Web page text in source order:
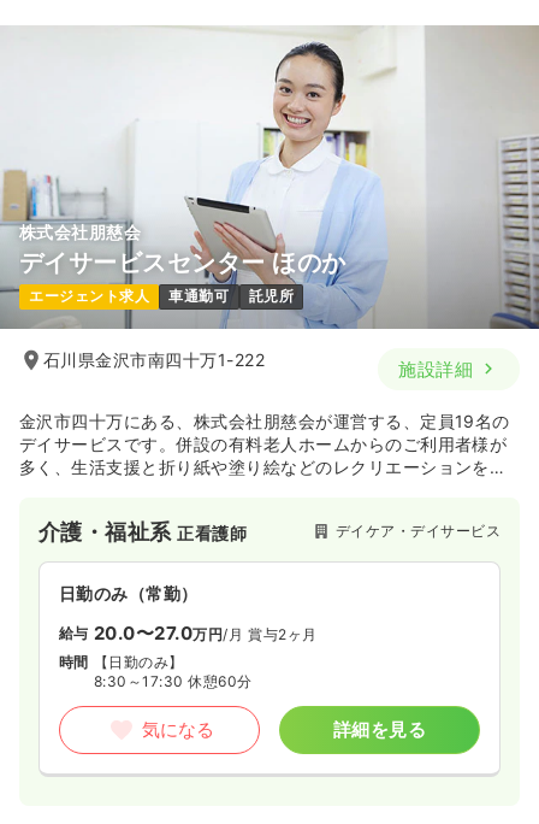
株式会社朋慈会
デイサービスセンター ほのか
エージェント求人 車通勤可 託児所
石川県金沢市南四十万1-222 施設詳細
金沢市四十万にある、株式会社朋慈会が運営する、定員19名の
デイサービスです。併設の有料老人ホームからのご利用者様が
多く、生活支援と折り紙や塗り絵などのレクリエーションを中
介護・福祉系正看護師 デイケア・デイサービス
日勤のみ（常勤）
給与 20.0〜27.0万円/月 賞与2ヶ月
時間
【日勤のみ】
8:30～17:30 休憩60分
気になる 詳細を見る